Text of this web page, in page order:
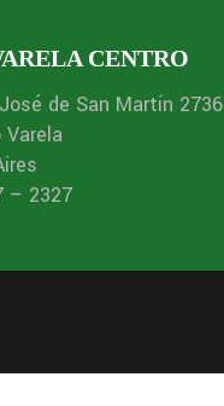
CENTRO
de San Martín 2736
Varela
– 2327